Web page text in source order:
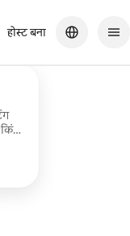
होस्ट बना